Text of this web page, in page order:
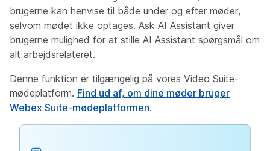
brugerne kan henvise til både under og efter møder,
selvom mødet ikke optages. Ask AI Assistant giver
brugerne mulighed for at stille AI Assistant spørgsmål om
alt arbejdsrelateret.
Denne funktion er tilgængelig på vores Video Suite-
mødeplatform. Find ud af, om dine møder bruger
Webex Suite-mødeplatformen.